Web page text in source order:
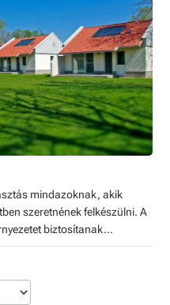
mindazoknak, akik
szeretnének felkészülni. A
biztosítanak...